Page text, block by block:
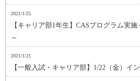
2021/1/25
【キャリア部1年生】CASプログラム実
～
2021/1/21
【一般入試・キャリア部】1/22（金）イ